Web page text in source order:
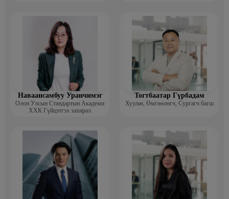
Наваансамбуу Уранчимэг
Олон Улсын Стандартын Академи
ХХК Гүйцэтгэх захирал
Тогтбаатар Гүрбадам
Хуульч, Өмгөөлөгч, Сургагч багш